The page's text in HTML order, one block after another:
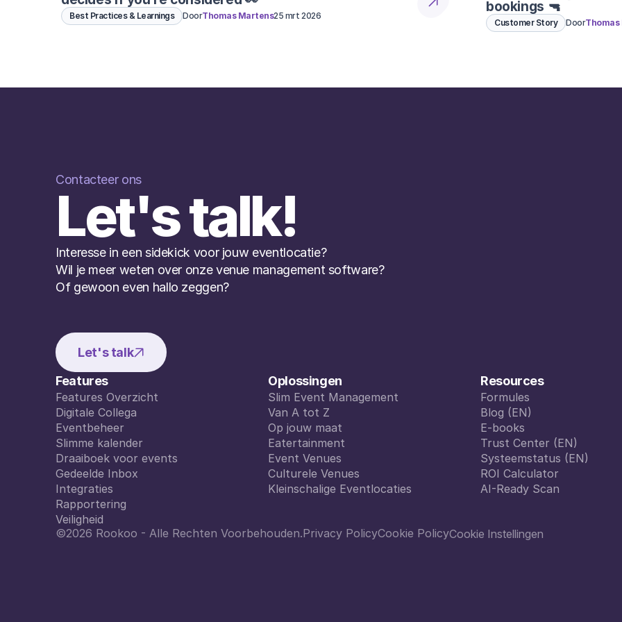
Best Practices & Learnings DoorThomas Martens25 mrt 2026
bookings 🔫
Customer Story Door
Contacteer ons
Let's talk!
Interesse in een sidekick voor jouw eventlocatie?
Wil je meer weten over onze venue management software?
Of gewoon even hallo zeggen?
Let's talk
Features
Features Overzicht
Features Overzicht
Digitale Collega
Digitale Collega
Eventbeheer
Eventbeheer
Slimme kalender
Slimme kalender
Draaiboek voor events
Draaiboek voor events
Gedeelde Inbox
Gedeelde Inbox
Integraties
Integraties
Rapportering
Rapportering
Veiligheid
Veiligheid
Oplossingen
Slim Event Management
Slim Event Management
Van A tot Z
Van A tot Z
Op jouw maat
Op jouw maat
Eatertainment
Eatertainment
Event Venues
Event Venues
Culturele Venues
Culturele Venues
Kleinschalige Eventlocaties
Resources
Formules
Formules
Blog (EN)
Blog (EN)
E-books
E-books
Trust Center (EN)
Trust Center (EN)
Systeemstatus (EN)
Systeemstatus (EN)
ROI Calculator
ROI Calculator
AI-Ready Scan
©2026 Rookoo - Alle Rechten Voorbehouden.Privacy PolicyCookie PolicyCookie Instellingen